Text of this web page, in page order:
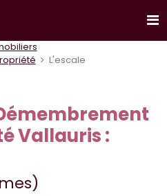
L'escale
Vallauris :